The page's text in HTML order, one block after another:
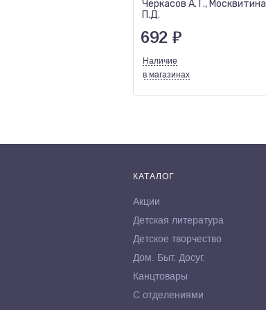
Черкасов А.Т., Москвитина
П.Д.
692 ₽
Наличие
в магазинах
КАТАЛОГ
Акции
Детская литература
Детское творчество
Дом. Быт. Досуг.
Канцтовары
С отделениями